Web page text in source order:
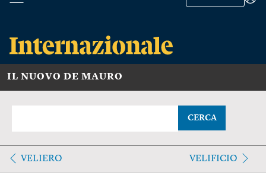
IL NUOVO DE MAURO
CERCA
VELIERO VELIFICIO